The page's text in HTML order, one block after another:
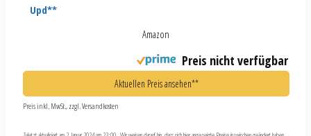
Upd**
Amazon
Preis nicht verfügbar
Aktuellen Preis ansehen**
Preis inkl. MwSt., zzgl. Versandkosten